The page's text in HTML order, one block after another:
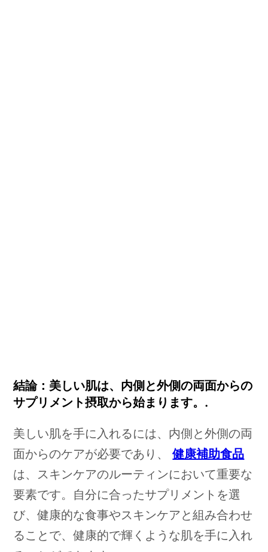
結論：美しい肌は、内側と外側の両面からの
サプリメント摂取から始まります。.
美しい肌を手に入れるには、内側と外側の両
面からのケアが必要であり、健康補助食品
は、スキンケアのルーティンにおいて重要な
要素です。自分に合ったサプリメントを選
び、健康的な食事やスキンケアと組み合わせ
ることで、健康的で輝くような肌を手に入れ